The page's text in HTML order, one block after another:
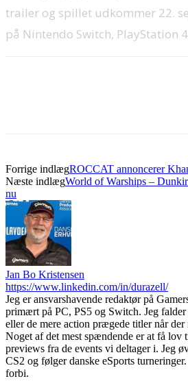
trailer og spillet udkommer 22.
på Nintendo Switch, PlayStation
Forrige indlægROCCAT annoncerer
Næste indlægWorld of Warships –
nu
Jan Bo Kristensen
https://www.linkedin.com/in/durazell/
Jeg er ansvarshavende redaktør på
primært på PC, PS5 og Switch. Jeg
eller de mere action prægede titler når
Noget af det mest spændende er at få lov
previews fra de events vi deltager i. Jeg
CS2 og følger danske eSports
forbi.